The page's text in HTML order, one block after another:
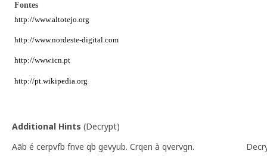
Fontes
http://www.altotejo.org
http://www.nordeste-digital.com
http://www.icn.pt
http://pt.wikipedia.org
Additional Hints (Decrypt)
Aãb é cerpvfb fnve qb gevyub. Crqen à qvervgn.